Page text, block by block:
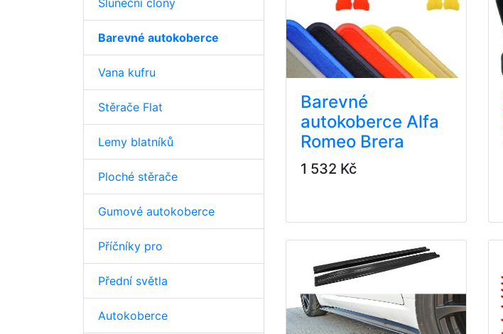
Sluneční clony
Barevné autokoberce
Vana kufru
Stěrače Flat
Lemy blatníků
Ploché stěrače
Gumové autokoberce
Příčníky pro
Přední světla
Autokoberce
Barevné
autokoberce Alfa
Romeo Brera
1 532 Kč